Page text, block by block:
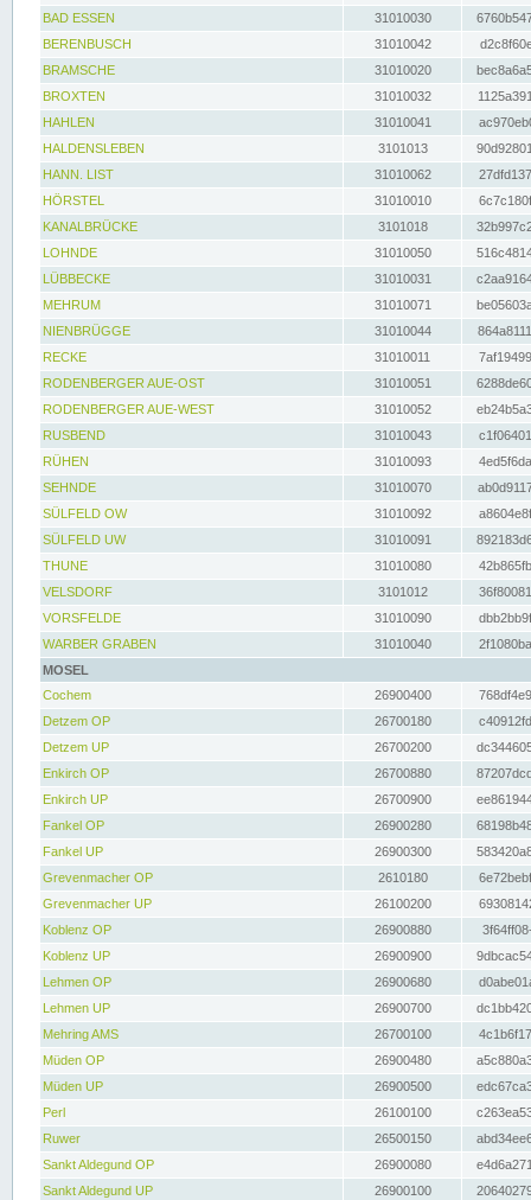
BAD ESSEN
31010030
BERENBUSCH
31010042
BRAMSCHE
31010020
BROXTEN
31010032
HAHLEN
31010041
HALDENSLEBEN
3101013
HANN. LIST
31010062
HÖRSTEL
31010010
KANALBRÜCKE
3101018
LOHNDE
31010050
LÜBBECKE
31010031
MEHRUM
31010071
NIENBRÜGGE
31010044
RECKE
31010011
RODENBERGER AUE-OST
31010051
RODENBERGER AUE-WEST
31010052
RUSBEND
31010043
RÜHEN
31010093
SEHNDE
31010070
SÜLFELD OW
31010092
SÜLFELD UW
31010091
THUNE
31010080
VELSDORF
3101012
VORSFELDE
31010090
WARBER GRABEN
31010040
MOSEL
Cochem
26900400
Detzem OP
26700180
Detzem UP
26700200
Enkirch OP
26700880
Enkirch UP
26700900
Fankel OP
26900280
Fankel UP
26900300
Grevenmacher OP
2610180
Grevenmacher UP
26100200
Koblenz OP
26900880
Koblenz UP
26900900
Lehmen OP
26900680
Lehmen UP
26900700
Mehring AMS
26700100
Müden OP
26900480
Müden UP
26900500
Perl
26100100
Ruwer
26500150
Sankt Aldegund OP
26900080
Sankt Aldegund UP
26900100